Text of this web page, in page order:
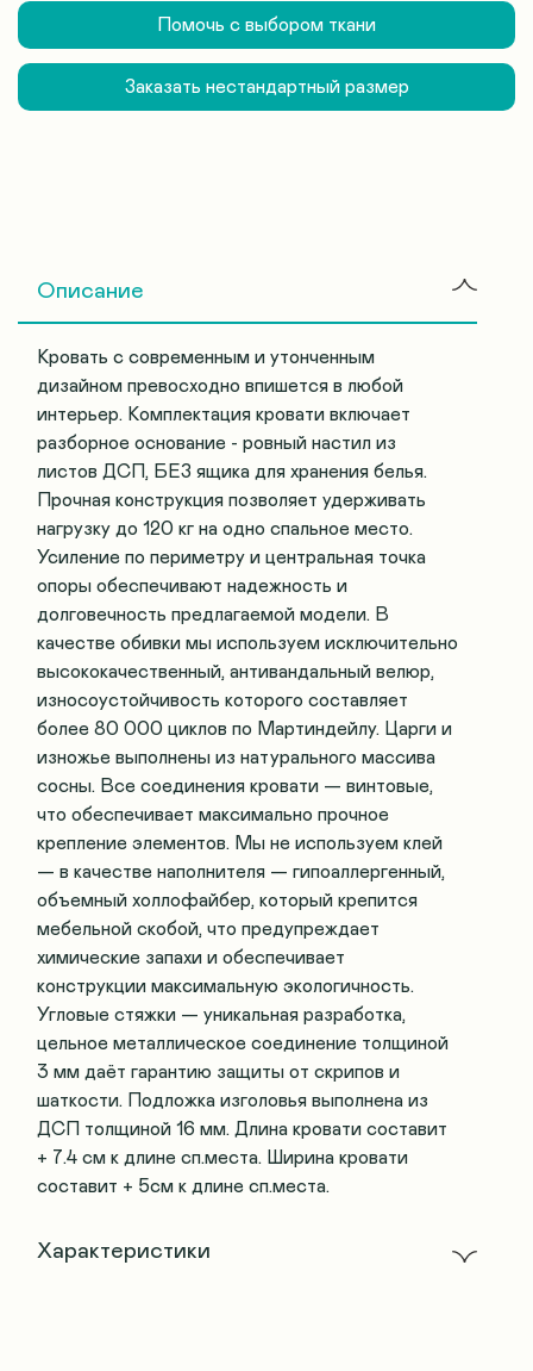
Помочь с выбором ткани
Заказать нестандартный размер
Описание
Кровать с современным и утонченным
дизайном превосходно впишется в любой
интерьер. Комплектация кровати включает
разборное основание - ровный настил из
листов ДСП, БЕЗ ящика для хранения белья.
Прочная конструкция позволяет удерживать
нагрузку до 120 кг на одно спальное место.
Усиление по периметру и центральная точка
опоры обеспечивают надежность и
долговечность предлагаемой модели. В
качестве обивки мы используем исключительно
высококачественный, антивандальный велюр,
износоустойчивость которого составляет
более 80 000 циклов по Мартиндейлу. Царги и
изножье выполнены из натурального массива
сосны. Все соединения кровати — винтовые,
что обеспечивает максимально прочное
крепление элементов. Мы не используем клей
— в качестве наполнителя — гипоаллергенный,
объемный холлофайбер, который крепится
мебельной скобой, что предупреждает
химические запахи и обеспечивает
конструкции максимальную экологичность.
Угловые стяжки — уникальная разработка,
цельное металлическое соединение толщиной
3 мм даёт гарантию защиты от скрипов и
шаткости. Подложка изголовья выполнена из
ДСП толщиной 16 мм. Длина кровати составит
+ 7.4 см к длине сп.места. Ширина кровати
составит + 5см к длине сп.места.
Характеристики